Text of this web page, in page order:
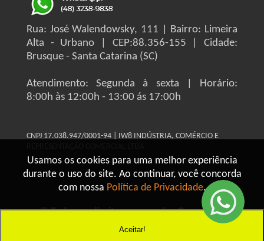
Usamos os cookies para uma melhor experiência
durante o uso do site. Ao continuar, você concorda
com nossa Política de Privacidade.
Aceitar!
Rua: José Walendowsky, 111 | Bairro: Limeira
Alta - Urbano | CEP:88.356-155 | Cidade:
Brusque - Santa Catarina (SC)
Atendimento: Segunda à sexta | Horário:
8:00h às 12:00h - 13:00 ás 17:00h
CNPJ 17.038.947/0001-94 | IW8 INDÚSTRIA, COMÉRCIO E
© Todos os direitos reservados Grupo IW8
Construmaq - 2026